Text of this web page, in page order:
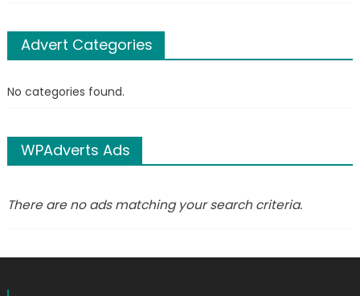
Advert Categories
No categories found.
WPAdverts Ads
There are no ads matching your search criteria.